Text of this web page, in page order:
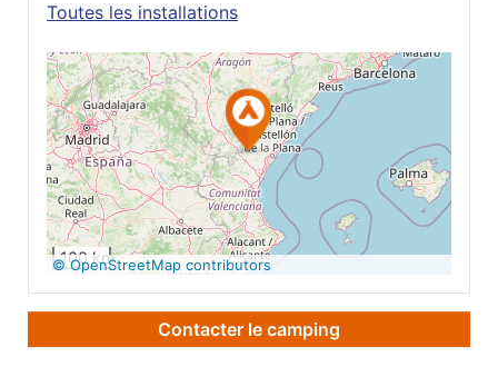
Toutes les installations
Voir sur Google
Maps
100 km
© OpenStreetMap contributors
Contacter le camping